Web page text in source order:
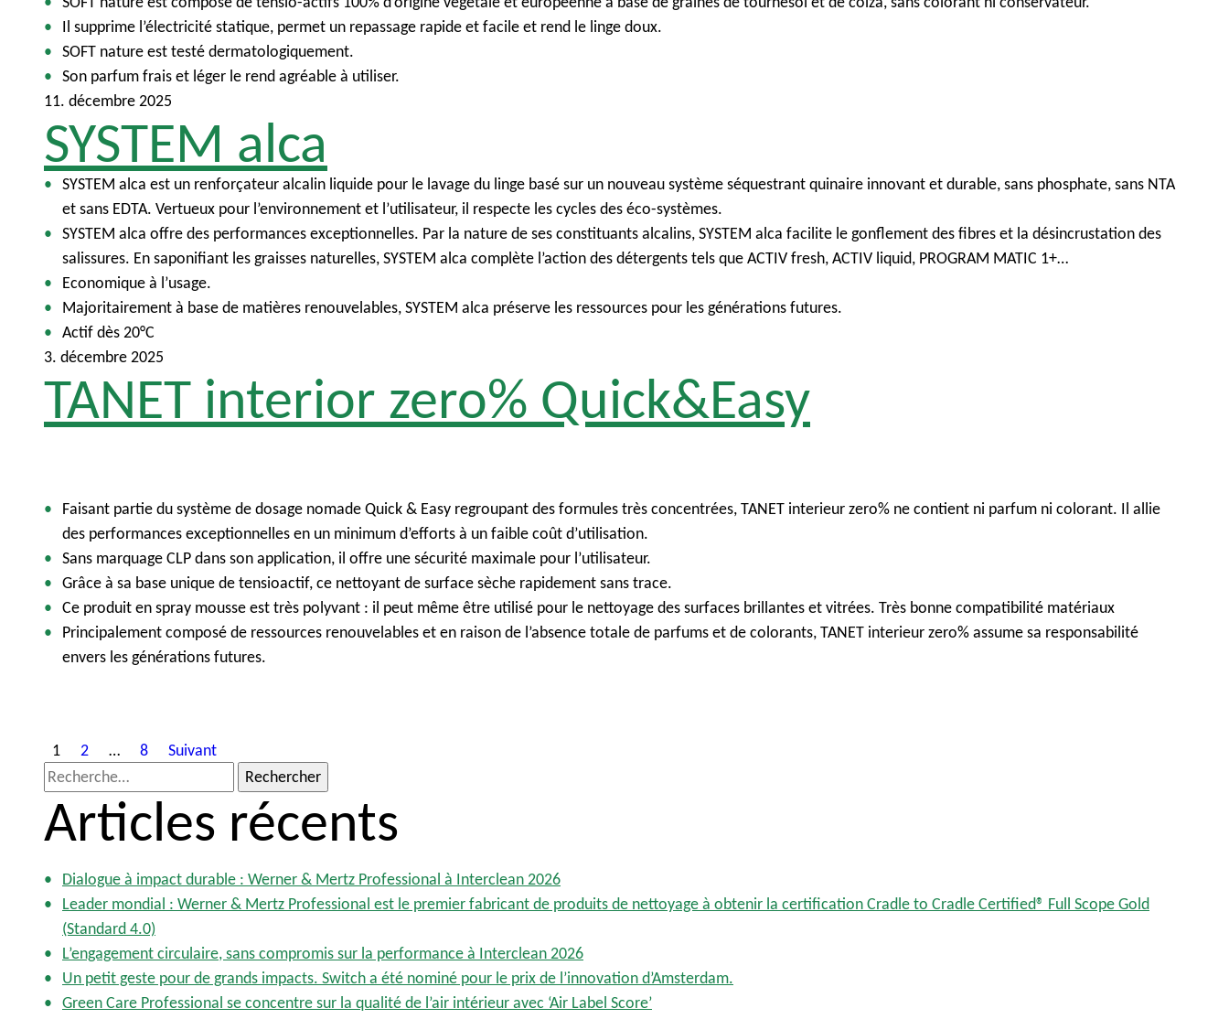
Il supprime l’électricité statique, permet un repassage rapide et facile et rend le linge doux.
SOFT nature est testé dermatologiquement.
Son parfum frais et léger le rend agréable à utiliser.
11. décembre 2025
SYSTEM alca
SYSTEM alca est un renforçateur alcalin liquide pour le lavage du linge basé sur un nouveau système séquestrant quinaire innovant et durable, sans phosphate, sans NTA
et sans EDTA. Vertueux pour l’environnement et l’utilisateur, il respecte les cycles des éco-systèmes.
SYSTEM alca offre des performances exceptionnelles. Par la nature de ses constituants alcalins, SYSTEM alca facilite le gonflement des fibres et la désincrustation des
salissures. En saponifiant les graisses naturelles, SYSTEM alca complète l’action des détergents tels que ACTIV fresh, ACTIV liquid, PROGRAM MATIC 1+…
Economique à l’usage.
Majoritairement à base de matières renouvelables, SYSTEM alca préserve les ressources pour les générations futures.
Actif dès 20°C
3. décembre 2025
TANET interior zero% Quick&Easy
Faisant partiedusystèmede dosage nomadeQuick & Easy regroupantdesformulestrèsconcentrées, TANET interieur zero% necontient ni parfum ni colorant. Il allie
des performancesexceptionnellesen un minimumd’effortsà unfaiblecoûtd’utilisation.
Sans marquageCLP dans son application, il offre unesécurité maximale pour l’utilisateur.
Grâce à sa base unique detensioactif,ce nettoyantde surfacesèche rapidementsans trace.
Ce produiten spray mousseesttrès polyvant : il peut mêmeêtre utilisé pour le nettoyagedes surfaces brillantes etvitrées. Très bonnecompatibilité matériaux
Principalementcomposéde ressources renouvelableset en raison de l’absencetotale de parfums et de colorants, TANET interieur zero% assumesa responsabilité
envers les générationsfutures.
P
o
s
t
s
p
a
g
1 2 … 8
Suivant
R
e
c
h
e
r
h
e
r
Articles récents
Dialogue à impact durable : Werner & Mertz Professional à Interclean 2026
Leader mondial : Werner & Mertz Professional est le premier fabricant de produits de nettoyage à obtenir la certification Cradle to Cradle Certified® Full Scope Gold
(Standard 4.0)
L’engagement circulaire, sans compromis sur la performance à Interclean 2026
Un petit geste pour de grands impacts. Switch a été nominé pour le prix de l’innovation d’Amsterdam.
Green Care Professional se concentre sur la qualité de l’air intérieur avec ‘Air Label Score’